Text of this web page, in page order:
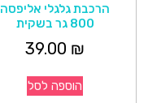
הרכבת גלגלי אליפסה
800 גר בשקית
39.00 ₪
הוספה לסל